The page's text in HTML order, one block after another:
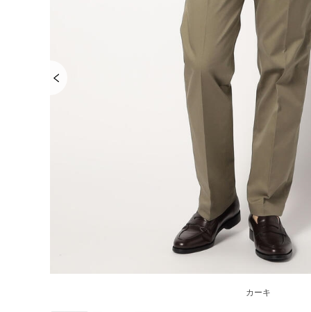
カーキ